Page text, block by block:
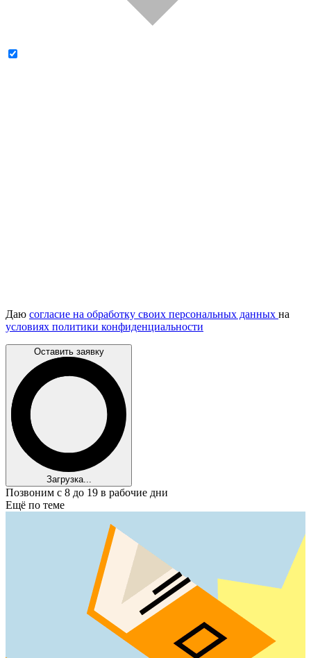
Даю согласие на обработку своих персональных данных на
условиях политики конфиденциальности
Оставить заявку
Загрузка...
Позвоним с 8 до 19 в рабочие дни
Ещё по теме